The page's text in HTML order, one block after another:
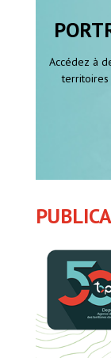
Accédez à
territoires